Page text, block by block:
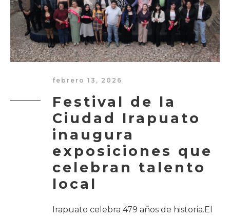
febrero 13, 2026
Festival de la
Ciudad Irapuato
inaugura
exposiciones que
celebran talento
local
Irapuato celebra 479 años de historia.El